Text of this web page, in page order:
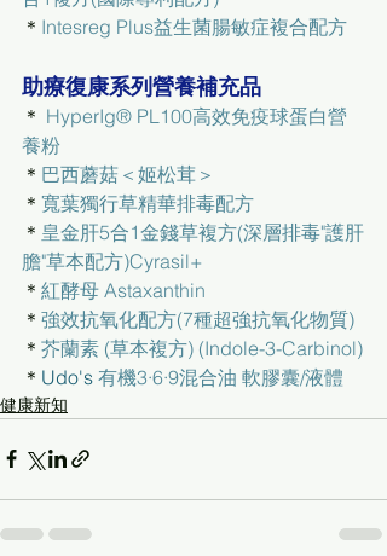
＊ Intesreg Plus益生菌腸敏症複合配方
助療復康系列營養補充品
＊ HyperIg® PL100高效免疫球蛋白營
養粉
＊ 巴西蘑菇＜姬松茸＞
＊ 寬葉獨行草精華排毒配方
＊ 皇金肝5合1金錢草複方(深層排毒"護肝
膽"草本配方)Cyrasil+
＊ 紅酵母 Astaxanthin
＊ 強效抗氧化配方(7種超強抗氧化物質)
＊ 芥蘭素 (草本複方) (Indole-3-Carbinol)
＊ Udo's 有機3·6·9混合油 軟膠囊/液體
健康新知